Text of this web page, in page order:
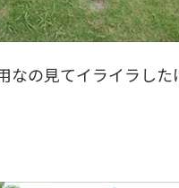
なの見てイライラした